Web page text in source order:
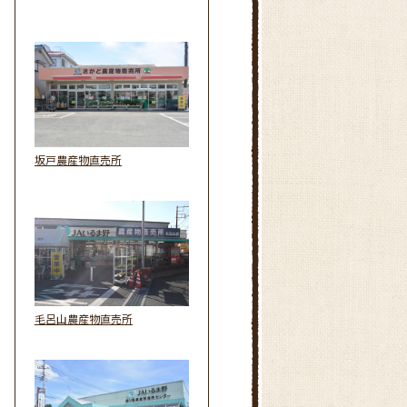
坂戸農産物直売所
毛呂山農産物直売所